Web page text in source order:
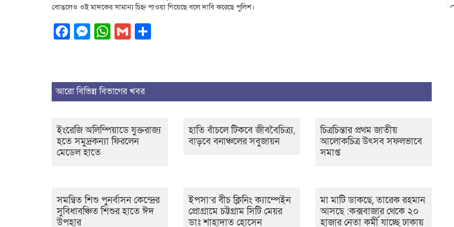
বোতলেও ওই মাদকের সামান্য চিহ্ন পাওয়া গিয়েছে বলে দাবি করেছে পুলিশ।
Facebook
Messenger
WhatsApp
Gmail
আরো বিভিন্ন বিভাগের খবর
ইংরেজি অলিম্পিয়াডে যুক্তরাজ্য
হতে সমুদ্রকন্যা ফিরলেন
মেডেল হাতে
হাতি বাঁচলে টিকবে জীববৈচিত্র্য,
বাড়বে বনাঞ্চলের সবুজায়ন
চিত্রচিন্তার প্রথম জাতীয়
আলোকচিত্র উৎসব সফলভাবে
সমাপ্ত
সমন্বিত শিশু পুনর্বাসন কেন্দ্রের
সুবিধাবঞ্চিত শিশুর হাতে ঈদ
উপহার
ইপসা’র বীচ ক্লিনিং ক্যাম্পেইন
প্রোগ্রামে চট্টগ্রাম সিটি মেয়র
ডাঃ শাহাদাত হোসেন
মা মাটি ডাকছে, তারেক রহমান
আসছে :কক্সবাজার থেকে ২০
হাজার নেতা কর্মী যাচ্ছে ঢাকায়